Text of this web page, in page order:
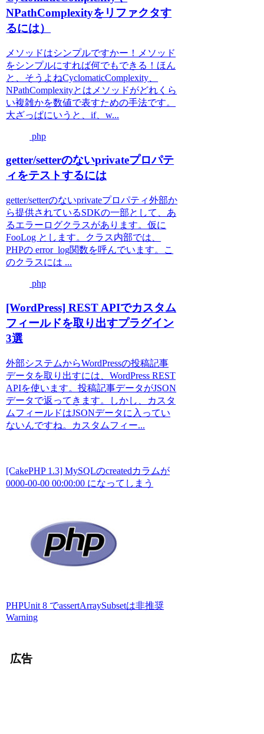
NPathComplexityをリファクタす
るには）
メソッドはシンプルですかー！メソッド
をシンプルにすれば何でもできる！ほん
と、そうよねCyclomaticComplexity、
NPathComplexityとはメソッドがどれくら
い複雑かを数値で表すための手法です。
大ざっぱにいうと、if、w...
php
getter/setterのないprivateプロパテ
ィをテストするには
getter/setterのないprivateプロパティ外部か
ら提供されているSDKの一部として、あ
るエラーログクラスがあります。仮に
FooLog とします。クラス内部では、
PHPの error_log関数を呼んでいます。こ
のクラスには ...
php
[WordPress] REST APIでカスタム
フィールドを取り出すプラグイン
3選
外部システムからWordPressの投稿記事
データを取り出すには、WordPress REST
APIを使います。投稿記事データがJSON
データで返ってきます。しかし、カスタ
ムフィールドはJSONデータに入ってい
ないんですね。カスタムフィー...
[CakePHP 1.3] MySQLのcreatedカラムが
0000-00-00 00:00:00 になってしまう
PHPUnit 8 でassertArraySubsetは非推奨
Warning
広告